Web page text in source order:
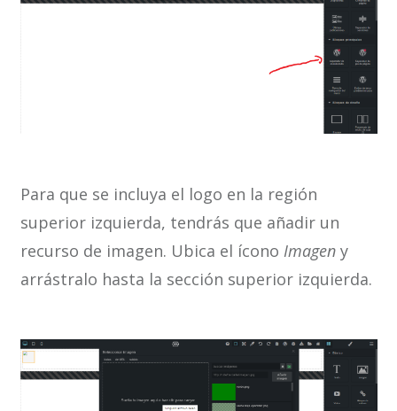
Para que se incluya el logo en la región
superior izquierda, tendrás que añadir un
recurso de imagen. Ubica el ícono Imageny
arrástralo hasta la sección superior izquierda.